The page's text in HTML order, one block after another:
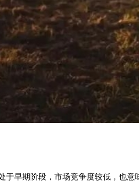
于早期阶段，市场竞争度较低，也